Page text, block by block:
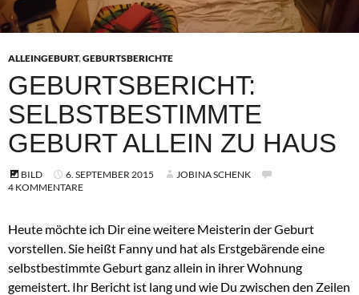
ALLEINGEBURT,GEBURTSBERICHTE
GEBURTSBERICHT:
SELBSTBESTIMMTE
GEBURT ALLEIN ZU HAUS
BILD 6. SEPTEMBER 2015
JOBINA SCHENK
4 KOMMENTARE
Heute möchte ich Dir eine weitere Meisterin der Geburt
vorstellen. Sie heißt Fanny und hat als Erstgebärende eine
selbstbestimmte Geburt ganz allein in ihrer Wohnung
gemeistert. Ihr Bericht ist lang und wie Du zwischen den Zeilen